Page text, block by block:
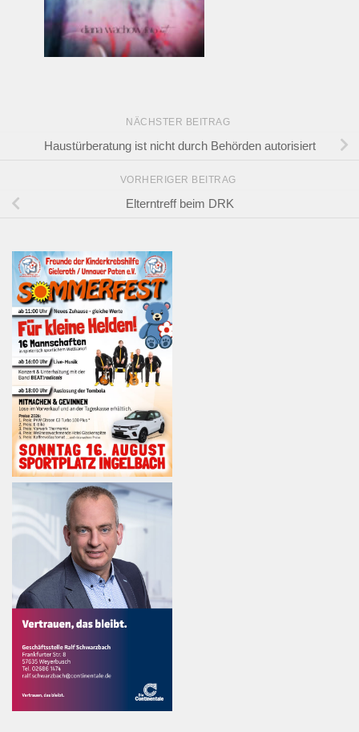
NÄCHSTER BEITRAG
Haustürberatung ist nicht durch Behörden autorisiert
VORHERIGER BEITRAG
Elterntreff beim DRK